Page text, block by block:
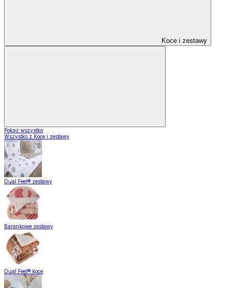
Koce i zestawy
Pokaż wszystko
Wszystko z Koce i zestawy
Dual Feel® zestawy
Barankowe zestawy
Dual Feel® koce